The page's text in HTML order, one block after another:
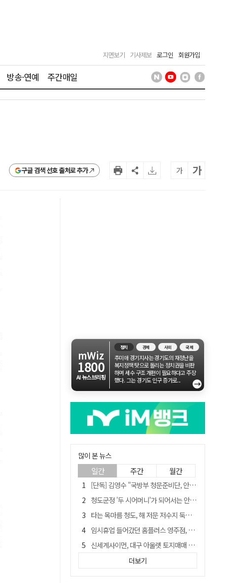
지면보기 기사제보 로그인 회원가입
방송·연예 주간매일
구글 검색 선호 출처로 추가 가 가
mWiz
1800
AI 뉴스브리핑
정치 경제 사회 국제
추미애 경기지사는 경기도의 재정난을
복지정책 탓으로 돌리는 정치권을 비판
하며 세수 구조 개편이 필요하다고 주장
했다. 그는 경기도 인구 증가로...
→
많이 본 뉴스
일간 주간 월간
[단독] 김영수 "국방부 청문준비단, 안규백 탈영 알고있었다"
청도군정 '두 시어머니'가 되어서는 안된다
타는 목마름 청도, 해 저문 저수지 둑에 군수가 서 있었다
임시휴업 들어갔던 홈플러스 영주점, 7일 영업 재개…지하 1층만 운영
신세계사이먼, 대구 아울렛 토지매매 계약 체결… 사업 본궤도
SK하이닉스, 주당 375원 분기 배당 공시…"3분기 중 주주환원 방안 확정"
더보기